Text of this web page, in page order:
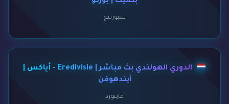
سبورتنغ
الدوري الهولندي بث مباشر | Eredivisie - أياكس |
آيندهوفن
فاينورد